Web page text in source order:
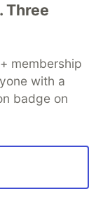
Three
membership
with a
badge on